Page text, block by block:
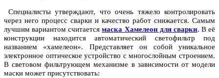
Специалисты утверждают, что очень тяжело контролировать
через него процесс сварки и качество работ снижается. Самым
лучшим вариантом считаетсямаска Хамелеон для сварки. В её
конструкции находится автоматический светофильтр под
названием «хамелеон». Представляет он собой уникальное
электронное оптическое устройство с многослойным строением.
В световом фильтрующем механизме в зависимости от модели
маски может присутствовать: